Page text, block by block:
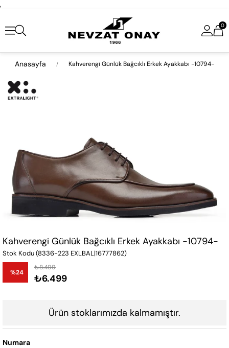
,
0
Anasayfa Kahverengi Günlük Bağcıklı Erkek Ayakkabı -10794-
Kahverengi Günlük Bağcıklı Erkek Ayakkabı -10794-
Stok Kodu(8336-223 EXLBAL|16777862)
%24
İndirim
₺8.499
₺6.499
Ürün stoklarımızda kalmamıştır.
Numara